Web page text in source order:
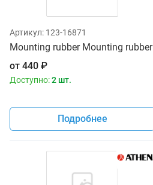
Артикул: 123-16871
Mounting rubber Mounting rubber
от 440 ₽
Доступно:2 шт.
Подробнее